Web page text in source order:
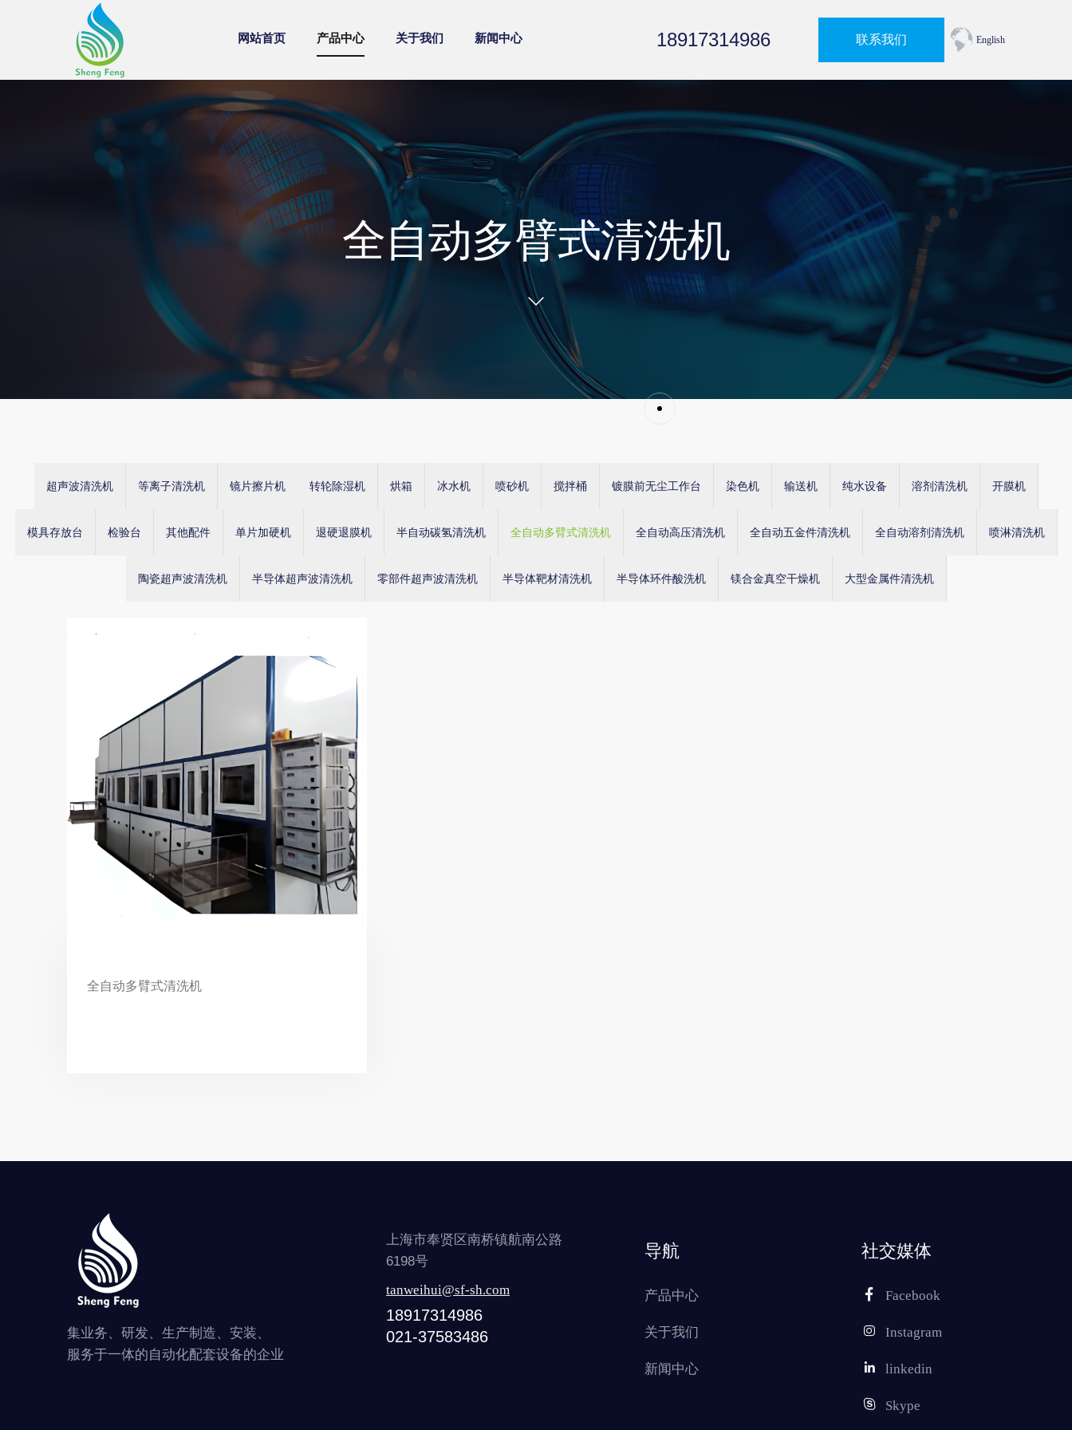
网站首页 产品中心 关于我们 新闻中心 18917314986 联系我们 English
全自动多臂式清洗机
超声波清洗机 等离子清洗机 镜片擦片机 转轮除湿机 烘箱 冰水机 喷砂机 搅拌桶 镀膜前无尘工作台 染色机 输送机 纯水设备 溶剂清洗机 开膜机
模具存放台 检验台 其他配件 单片加硬机 退硬退膜机 半自动碳氢清洗机 全自动多臂式清洗机 全自动高压清洗机 全自动五金件清洗机 全自动溶剂清洗机 喷淋清洗机
陶瓷超声波清洗机 半导体超声波清洗机 零部件超声波清洗机 半导体靶材清洗机 半导体环件酸洗机 镁合金真空干燥机 大型金属件清洗机
全自动多臂式清洗机
集业务、研发、生产制造、安装、
服务于一体的自动化配套设备的企业
上海市奉贤区南桥镇航南公路
6198号
tanweihui@sf-sh.com
18917314986
021-37583486
导航
产品中心
关于我们
新闻中心
社交媒体
Facebook
Instagram
linkedin
Skype